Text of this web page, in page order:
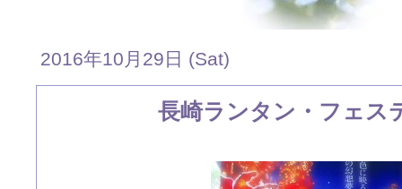
2016年10月29日 (Sat)
長崎ランタン・フェス